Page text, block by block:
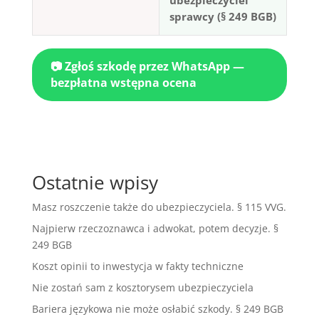
sprawcy (§ 249 BGB)
📷 Zgłoś szkodę przez WhatsApp —
bezpłatna wstępna ocena
Ostatnie wpisy
Masz roszczenie także do ubezpieczyciela. § 115 VVG.
Najpierw rzeczoznawca i adwokat, potem decyzje. §
249 BGB
Koszt opinii to inwestycja w fakty techniczne
Nie zostań sam z kosztorysem ubezpieczyciela
Bariera językowa nie może osłabić szkody. § 249 BGB